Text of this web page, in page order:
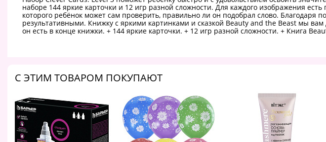
наборе 144 яркие карточки и 12 игр разной сложности. Для каждого изображения
которого ребёнок может сам проверить, правильно ли он подобрал слово. Благодаря
результативными. Книжку с яркими картинками и сказкой Beauty and the Beast мы
он есть в конце книжки. + 144 яркие карточки. + 12 игр разной сложности. + Книга
C ЭТИМ ТОВАРОМ ПОКУПАЮТ